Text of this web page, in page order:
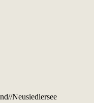
Neusiedlersee